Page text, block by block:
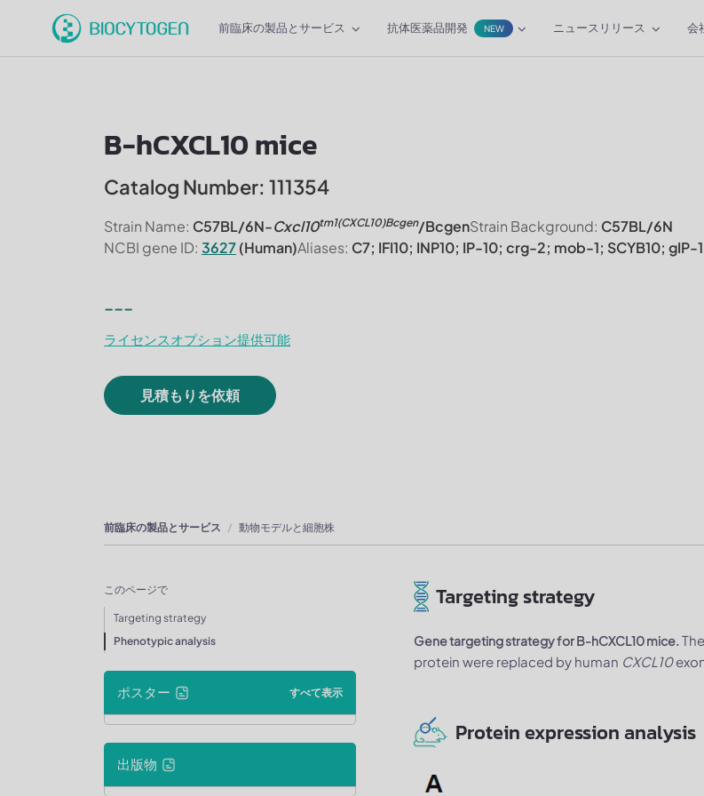
前臨床の製品とサービス 抗体医薬品開発 NEW ニュースリリース 会
B-hCXCL10 mice
Catalog Number: 111354
Strain Name: C57BL/6N-Cxcl10tm1(CXCL10)Bcgen/BcgenStrain Background: C57BL/6N
NCBI gene ID: 3627(Human)Aliases: C7; IFI10; INP10; IP-10; crg-2; mob-1; SCYB10; gIP-
---
ライセンスオプション提供可能
見積もりを依頼
前臨床の製品とサービス 動物モデルと細胞株
このページで
Targeting strategy
Phenotypic analysis
ポスター すべて表示
出版物
Targeting strategy
Gene targeting strategy for B-hCXCL10 mice.
protein were replaced by human CXCL10
Protein expression analysis